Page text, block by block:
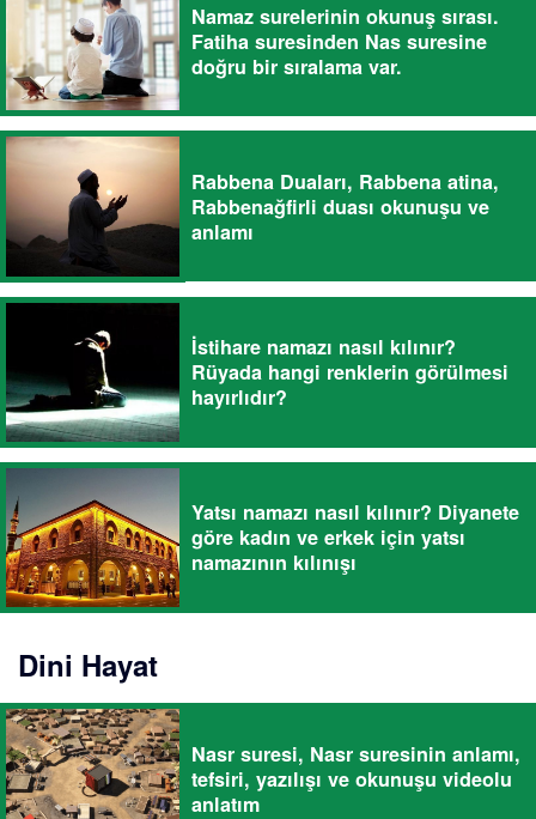
Namaz surelerinin okunuş sırası.
Fatiha suresinden Nas suresine
doğru bir sıralama var.
Rabbena Duaları, Rabbena atina,
Rabbenağfirli duası okunuşu ve
anlamı
İstihare namazı nasıl kılınır?
Rüyada hangi renklerin görülmesi
hayırlıdır?
Yatsı namazı nasıl kılınır? Diyanete
göre kadın ve erkek için yatsı
namazının kılınışı
Dini Hayat
Nasr suresi, Nasr suresinin anlamı,
tefsiri, yazılışı ve okunuşu videolu
anlatım